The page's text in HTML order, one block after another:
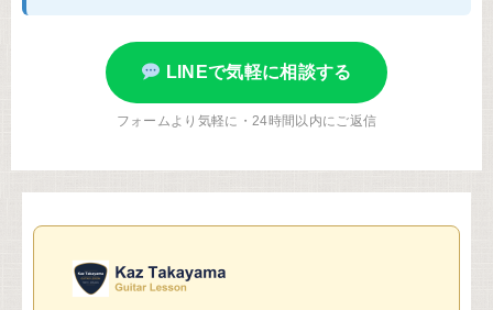
LINEで気軽に相談する
フォームより気軽に・24時間以内にご返信